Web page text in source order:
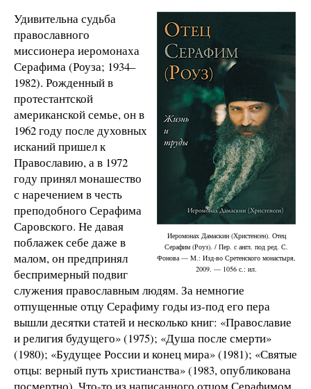
Иеромонах Дамаскин (Христенсен). Отец
Серафим (Роуз). / Пер. с англ. под ред. С.
Фонова — М.: Изд-во Сретенского монастыря,
2009. — 1056 с.: ил.
Удивительна судьба
православного
миссионера иеромонаха
Серафима (Роуза; 1934–
1982). Рожденный в
протестантской
американской семье, он в
1962 году после духовных
исканий пришел к
Православию, а в 1972
году принял монашество
с наречением в честь
преподобного Серафима
Саровского. Не давая
поблажек себе даже в
малом, он предпринял
беспримерный подвиг
служения православным людям. За немногие
отпущенные отцу Серафиму годы из-под его пера
вышли десятки статей и несколько книг: «Православие
и религия будущего» (1975); «Душа после смерти»
(1980); «Будущее России и конец мира» (1981); «Святые
отцы: верный путь христианства» (1983, опубликована
посмертно). Что-то из написанного отцом Серафимом